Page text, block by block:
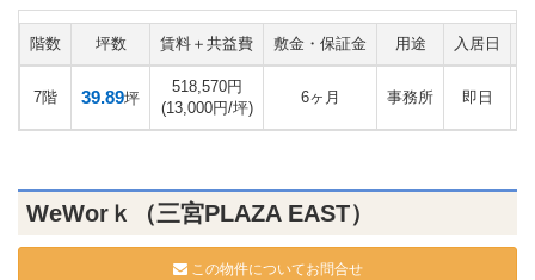
階数 坪数 賃料＋共益費 敷金・保証金 用途 入居日
7階 39.89坪
518,570円
(13,000円/坪)
6ヶ月 事務所 即日
WeWorｋ（三宮PLAZA EAST）
この物件についてお問合せ